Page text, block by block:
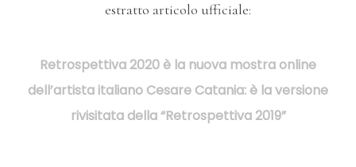
estratto articolo ufficiale:
Retrospettiva 2020 è la nuova mostra online
dell’artista italiano Cesare Catania: è la versione
rivisitata della “Retrospettiva 2019”